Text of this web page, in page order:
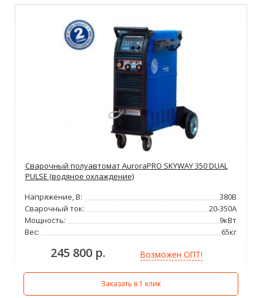
Сварочный полуавтомат AuroraPRO SKYWAY 350 DUAL
PULSE (водяное охлаждение)
Напряжение, В:
380В
Сварочный ток:
20-350А
Мощность:
9кВт
Вес:
65кг
245 800 р. Возможен ОПТ!
Заказать в 1 клик